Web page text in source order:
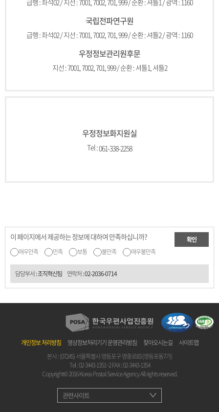
급행 : 좌석02 / 지선 : 7001, 7002, 701, 999 / 순환 : 셔틀1 / 광역 : 1160
국립전파연구원
급행 : 좌석02 / 지선 : 7001, 7002, 701, 999 / 순환 : 셔틀2 / 광역 : 1160
우정정보관리원후문
지선 : 7001, 7002, 701, 999 / 순환 : 셔틀1, 셔틀2
우정정보화지원실
Tel :061-338-2258
이 페이지에서 제공하는 정보에 대하여 만족하십니까?
매우만족 만족 보통 불만족 매우불만족
확인
담당부서: 조직혁신팀 연락처:02-2036-0714
개인정보 처리방침 영상정보처리기기 운영관리방침 찾아오시는길
사이트맵
본사 : (07245) 서울특별시 영등포구 영중로83 (영등포동7가)
Tel :02-3443-1351~2FAX : 02-3443-1354
Copyright© 2016 Korea Postal Service Agency All rights reserved.
관련사이트